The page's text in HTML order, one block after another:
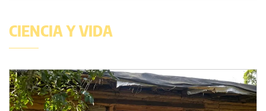
CIENCIA Y VIDA